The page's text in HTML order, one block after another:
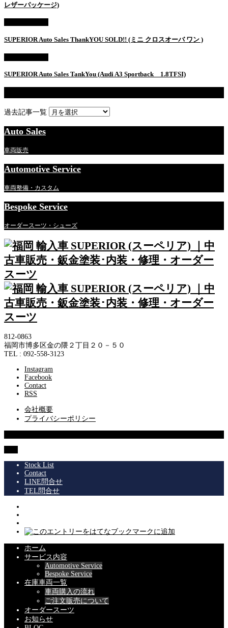
レザーパッケージ)
SUPERIOR Auto Sales ThankYOU SOLD!! (ミニ クロスオーバ ワン )
SUPERIOR Auto Sales TankYou (Audi A3 Sportback 1.8TFSI)
過去記事一覧
Auto Sales
車両販売
Automotive Service
車両整備・カスタム
Bespoke Service
オーダースーツ・シューズ
812-0863
福岡市博多区金の隈２丁目２０－５０
TEL : 092-558-3123
Instagram
Facebook
Contact
RSS
会社概要
プライバシーポリシー
Stock List
Contact
LINE問合せ
TEL問合せ
ホーム
サービス内容
Automotive Service
Bespoke Service
在庫車両一覧
車両購入の流れ
ご注文販売について
オーダースーツ
お知らせ